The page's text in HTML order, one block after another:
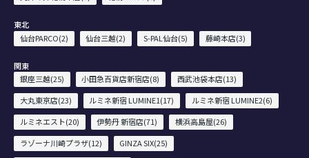
東北
仙台PARCO(2)
仙台三越(2) S-PAL仙台(5) 藤崎本店(3)
関東
銀座三越(25)
小田急百貨店新宿店(8)
西武池袋本店(13)
大丸東京店(23)
ルミネ新宿 LUMINE1(17)
ルミネ新宿 LUMINE2(6)
ルミネエスト(20)
伊勢丹 新宿店(71)
横浜高島屋(26)
ラゾーナ川崎プラザ(12)
GINZA SIX(25)